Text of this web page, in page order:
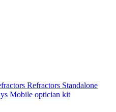
Refractors Standalone
Mobile optician kit